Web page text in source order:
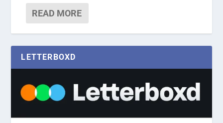
READ MORE
LETTERBOXD